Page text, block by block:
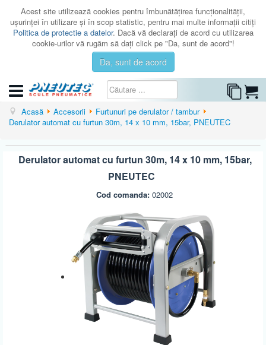
Acest site utilizează cookies pentru îmbunătăţirea funcţionalităţii,
uşurinţei în utilizare şi în scop statistic, pentru mai multe informaţii citiţi
Politica de protectie a datelor. Dacă vă declaraţi de acord cu utilizarea
cookie-urilor vă rugăm să daţi click pe "Da, sunt de acord"!
Da, sunt de acord
CATEGORII
Acasă Accesorii
Furtunuri pe derulator / tambur
Derulator automat cu furtun 30m, 14 x 10 mm, 15bar, PNEUTEC
Derulator automat cu furtun 30m, 14 x 10 mm, 15bar,
PNEUTEC
Cod comanda: 02002